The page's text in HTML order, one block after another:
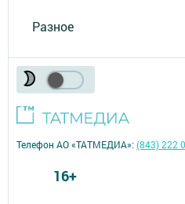
Разное
Телефон АО «ТАТМЕДИА»:(843) 222
16+